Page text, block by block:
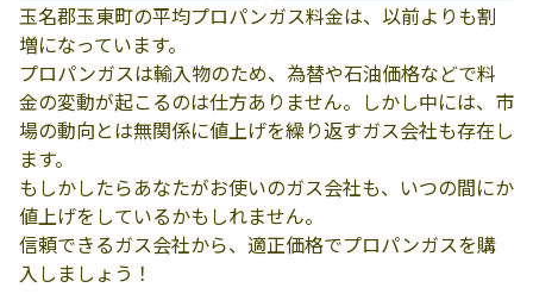
玉名郡玉東町の平均プロパンガス料金は、以前よりも割
増になっています。
プロパンガスは輸入物のため、為替や石油価格などで料
金の変動が起こるのは仕方ありません。しかし中には、市
場の動向とは無関係に値上げを繰り返すガス会社も存在し
ます。
もしかしたらあなたがお使いのガス会社も、いつの間にか
値上げをしているかもしれません。
信頼できるガス会社から、適正価格でプロパンガスを購
入しましょう！